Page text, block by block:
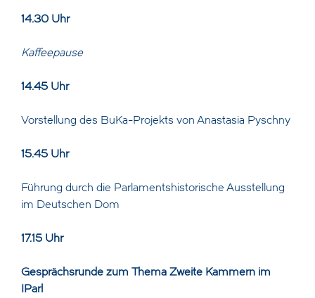
14.30 Uhr
Kaffeepause
14.45 Uhr
Vorstellung des BuKa-Projekts von Anastasia Pyschny
15.45 Uhr
Führung durch die Parlamentshistorische Ausstellung
im Deutschen Dom
17.15 Uhr
Gesprächsrunde zum Thema Zweite Kammern im
IParl